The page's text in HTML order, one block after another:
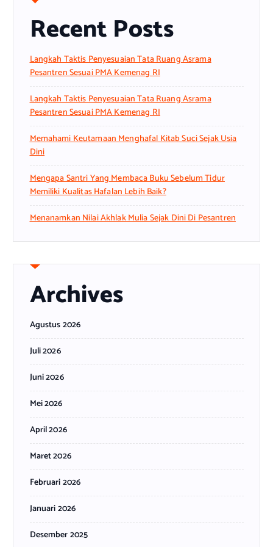
Recent Posts
Langkah Taktis Penyesuaian Tata Ruang Asrama
Pesantren Sesuai PMA Kemenag RI
Langkah Taktis Penyesuaian Tata Ruang Asrama
Pesantren Sesuai PMA Kemenag RI
Memahami Keutamaan Menghafal Kitab Suci Sejak Usia
Dini
Mengapa Santri Yang Membaca Buku Sebelum Tidur
Memiliki Kualitas Hafalan Lebih Baik?
Menanamkan Nilai Akhlak Mulia Sejak Dini Di Pesantren
Archives
Agustus 2026
Juli 2026
Juni 2026
Mei 2026
April 2026
Maret 2026
Februari 2026
Januari 2026
Desember 2025